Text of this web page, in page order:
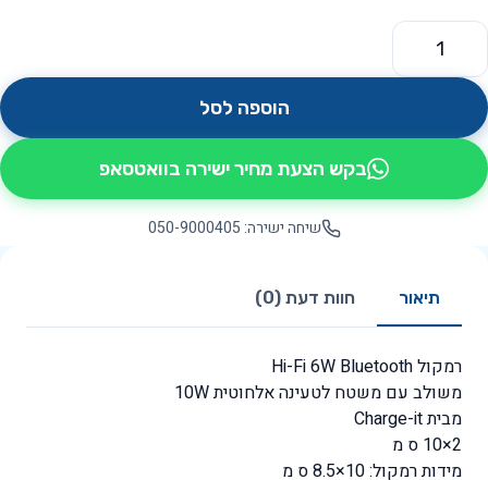
כמות של רמקול BT משולב עם משטח לטעינה אלחוטי
הוספה לסל
בקש הצעת מחיר ישירה בוואטסאפ
שיחה ישירה: 050-9000405
תיאור חוות דעת (0)
רמקול Hi-Fi 6W Bluetooth
משולב עם משטח לטעינה אלחוטית 10W
מבית Charge-it
2×10 ס מ
מידות רמקול: 10×8.5 ס מ